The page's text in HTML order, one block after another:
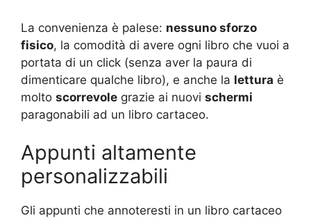
La convenienza è palese: nessuno sforzo
fisico, la comodità di avere ogni libro che vuoi a
portata di un click (senza aver la paura di
dimenticare qualche libro), e anche la lettura è
molto scorrevole grazie ai nuovi schermi
paragonabili ad un libro cartaceo.
Appunti altamente
personalizzabili
Gli appunti che annoteresti in un libro cartaceo